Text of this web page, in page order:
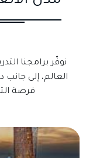
نوفّر برامجنا
العالم، إلى جانب
فرصة